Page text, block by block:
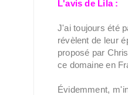
L'avis de Lila :
J'ai toujours été
révèlent de leur
proposé par
ce domaine en
Évidemment,